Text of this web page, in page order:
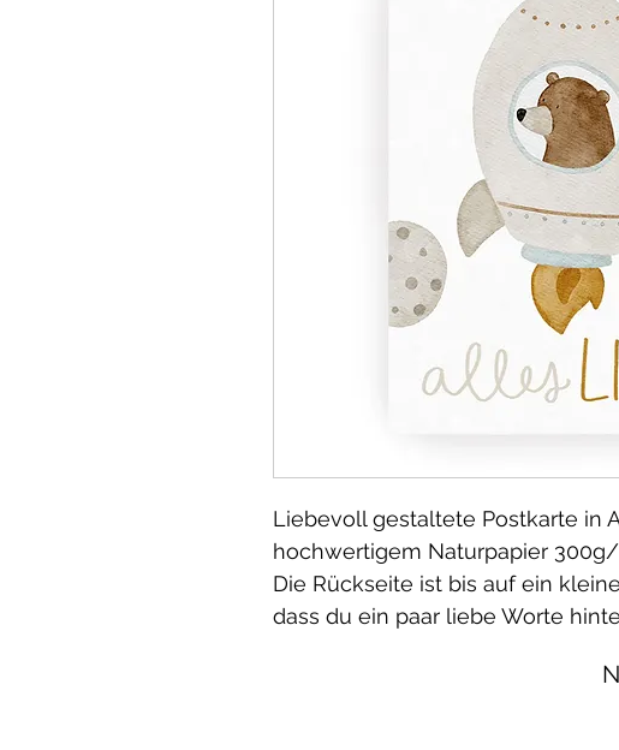
Liebevoll gestaltete Postkarte in
hochwertigem Naturpapier
Die Rückseite ist bis auf ein
dass du ein paar liebe Worte